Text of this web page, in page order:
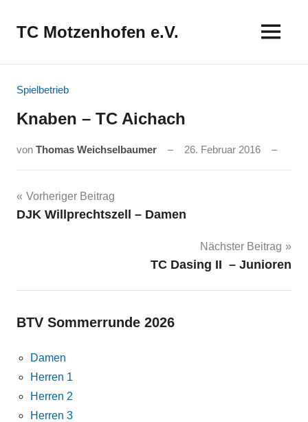
InhaltTC Motzenhofen e.V.
Spielbetrieb
Knaben – TC Aichach
von Thomas Weichselbaumer 26. Februar 2016
Beitragsnavigation
Vorheriger Beitrag
DJK Willprechtszell – Damen
Nächster Beitrag
TC Dasing II – Junioren
BTV Sommerrunde 2026
Damen
Herren 1
Herren 2
Herren 3